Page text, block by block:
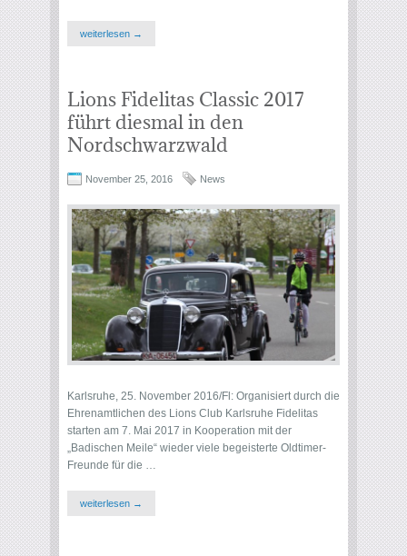
weiterlesen →
Lions Fidelitas Classic 2017
führt diesmal in den
Nordschwarzwald
November 25, 2016 News
Karlsruhe, 25. November 2016/Fl: Organisiert durch die
Ehrenamtlichen des Lions Club Karlsruhe Fidelitas
starten am 7. Mai 2017 in Kooperation mit der
„Badischen Meile“ wieder viele begeisterte Oldtimer-
Freunde für die …
weiterlesen →